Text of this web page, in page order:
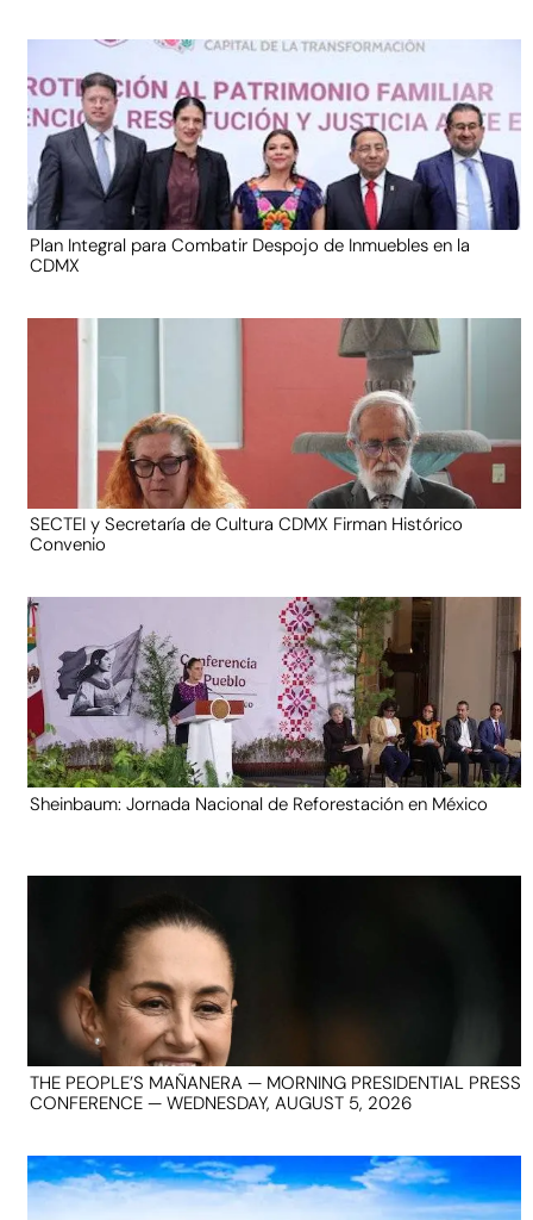
Plan Integral para Combatir Despojo de Inmuebles en la
CDMX
SECTEI y Secretaría de Cultura CDMX Firman Histórico
Convenio
Sheinbaum: Jornada Nacional de Reforestación en México
THE PEOPLE’S MAÑANERA — MORNING PRESIDENTIAL PRESS
CONFERENCE — WEDNESDAY, AUGUST 5, 2026